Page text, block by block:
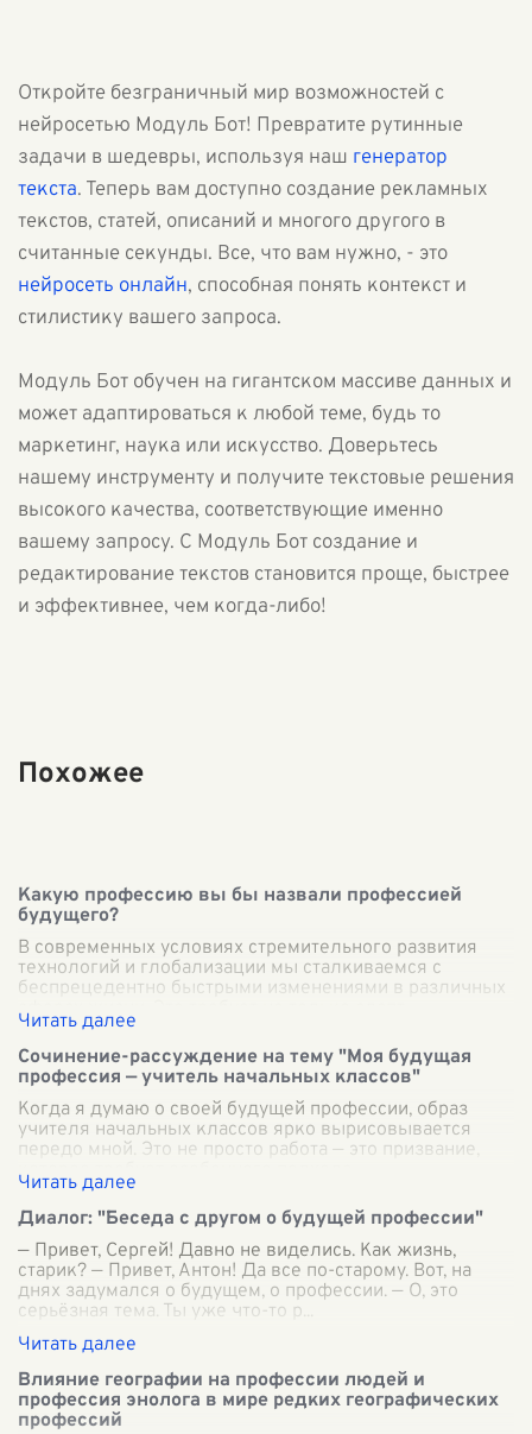
Откройте безграничный мир возможностей с
нейросетью Модуль Бот! Превратите рутинные
задачи в шедевры, используя наш генератор
текста. Теперь вам доступно создание рекламных
текстов, статей, описаний и многого другого в
считанные секунды. Все, что вам нужно, - это
нейросеть онлайн, способная понять контекст и
стилистику вашего запроса.
Модуль Бот обучен на гигантском массиве данных и
может адаптироваться к любой теме, будь то
маркетинг, наука или искусство. Доверьтесь
нашему инструменту и получите текстовые решения
высокого качества, соответствующие именно
вашему запросу. С Модуль Бот создание и
редактирование текстов становится проще, быстрее
и эффективнее, чем когда-либо!
Похожее
Какую профессию вы бы назвали профессией
будущего?
В современных условиях стремительного развития
технологий и глобализации мы сталкиваемся с
беспрецедентно быстрыми изменениями в различных
сферах жизни. Это требует не только адапт
Сочинение-рассуждение на тему "Моя будущая
профессия — учитель начальных классов"
Когда я думаю о своей будущей профессии, образ
учителя начальных классов ярко вырисовывается
передо мной. Это не просто работа — это призвание,
которое требует особенного подхода,
Диалог: "Беседа с другом о будущей профессии"
— Привет, Сергей! Давно не виделись. Как жизнь,
старик? — Привет, Антон! Да все по-старому. Вот, на
днях задумался о будущем, о профессии. — О, это
серьёзная тема. Ты уже что-то р
Влияние географии на профессии людей и
профессия энолога в мире редких географических
профессий